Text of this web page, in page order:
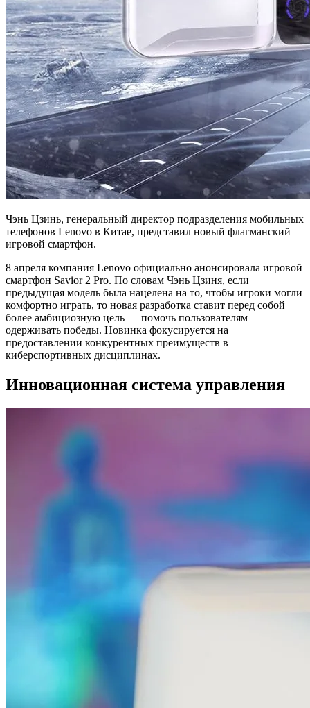
Чэнь Цзинь, генеральный директор подразделения мобильных
телефонов Lenovo в Китае, представил новый флагманский
игровой смартфон.
8 апреля компания Lenovo официально анонсировала игровой
смартфон Savior 2 Pro. По словам Чэнь Цзиня, если
предыдущая модель была нацелена на то, чтобы игроки могли
комфортно играть, то новая разработка ставит перед собой
более амбициозную цель — помочь пользователям
одерживать победы. Новинка фокусируется на
предоставлении конкурентных преимуществ в
киберспортивных дисциплинах.
Инновационная система управления